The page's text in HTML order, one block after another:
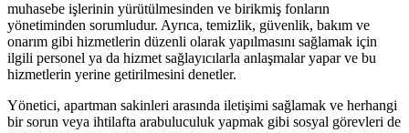
muhasebe işlerinin yürütülmesinden ve birikmiş fonların
yönetiminden sorumludur. Ayrıca, temizlik, güvenlik, bakım ve
onarım gibi hizmetlerin düzenli olarak yapılmasını sağlamak için
ilgili personel ya da hizmet sağlayıcılarla anlaşmalar yapar ve bu
hizmetlerin yerine getirilmesini denetler.
Yönetici, apartman sakinleri arasında iletişimi sağlamak ve herhangi
bir sorun veya ihtilafta arabuluculuk yapmak gibi sosyal görevleri de